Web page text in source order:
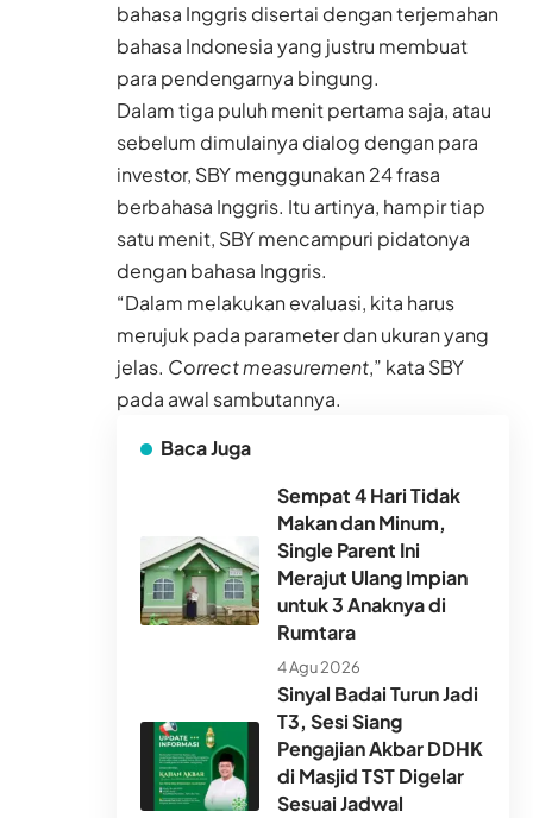
bahasa Inggris disertai dengan terjemahan
bahasa Indonesia yang justru membuat
para pendengarnya bingung.
Dalam tiga puluh menit pertama saja, atau
sebelum dimulainya dialog dengan para
investor, SBY menggunakan 24 frasa
berbahasa Inggris. Itu artinya, hampir tiap
satu menit, SBY mencampuri pidatonya
dengan bahasa Inggris.
“Dalam melakukan evaluasi, kita harus
merujuk pada parameter dan ukuran yang
jelas. Correct measurement,” kata SBY
pada awal sambutannya.
Baca Juga
Sempat 4 Hari Tidak
Makan dan Minum,
Single Parent Ini
Merajut Ulang Impian
untuk 3 Anaknya di
Rumtara
4 Agu 2026
Sinyal Badai Turun Jadi
T3, Sesi Siang
Pengajian Akbar DDHK
di Masjid TST Digelar
Sesuai Jadwal